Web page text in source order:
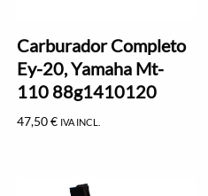
Carburador Completo
Ey-20, Yamaha Mt-
110 88g1410120
47,50€ IVA INCL.